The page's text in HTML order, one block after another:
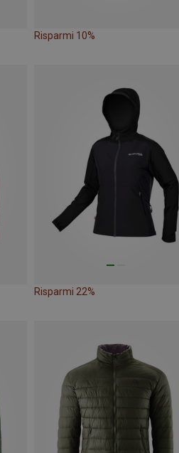
Risparmi 10%
Risparmi 22%